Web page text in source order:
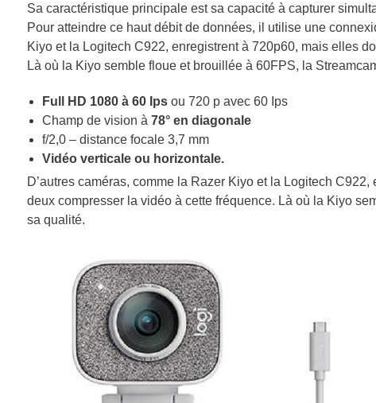
Sa caractéristique principale est sa capacité à capturer
Pour atteindre ce haut débit de données, il utilise une
Kiyo et la Logitech C922, enregistrent à 720p60, mais elles
Là où la Kiyo semble floue et brouillée à 60FPS, la
Full HD 1080 à 60 Ipsou 720 p avec 60 Ips
Champ de vision à 78° en diagonale
f/2,0 – distance focale 3,7 mm
Vidéo verticale ou horizontale.
D’autres caméras, comme la Razer Kiyo et la Logitech
deux compresser la vidéo à cette fréquence. Là où la Kiyo
sa qualité.